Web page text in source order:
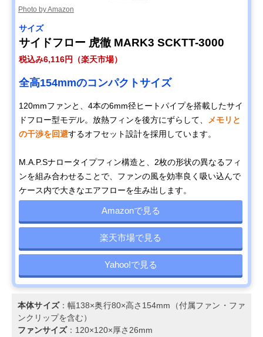
Photo by Amazon
サイズ
サイドフロー 虎徹 MARK3 SCKTT-3000
税込み6,116円（楽天市場）
全⾼154mmのコンパクトサイズ
120mmファンと、4本の6mm径ヒートパイプを搭載したサイ
ドフロー型モデル。放熱フィンを後方にずらして、
メモリと
の干渉を回避するオフセット設計を採用しています。
M.A.P.Sナロータイプフィン構造と、2枚の形状の異なるフィ
ンを組み合わせることで、ファンの風を効率良く吸い込んで
ケース内で大きなエアフローを生み出します。
Amazonで見る
楽天市場で見る
Yahoo!で見る
本体サイズ：幅138×奥行80×高さ154mm（付属ファン・ファ
ンクリップを含む）
ファンサイズ：120×120×厚さ26mm